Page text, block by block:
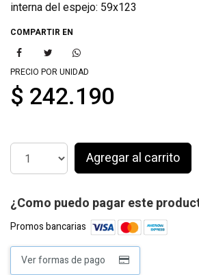
interna del espejo: 59x123
COMPARTIR EN
PRECIO POR UNIDAD
$ 242.190
Agregar al carrito
¿Como puedo pagar este
Promos bancarias
Ver formas de pago